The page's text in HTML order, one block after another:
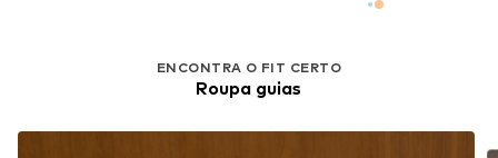
ENCONTRA O FIT CERTO
Roupa guias